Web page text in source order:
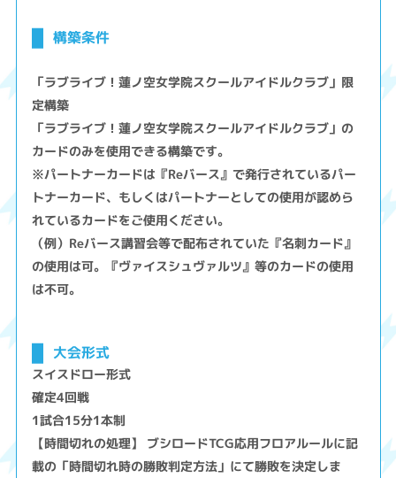
構築条件
「ラブライブ！蓮ノ空女学院スクールアイドルクラブ」限
定構築
「ラブライブ！蓮ノ空女学院スクールアイドルクラブ」の
カードのみを使用できる構築です。
※パートナーカードは『Reバース』で発行されているパー
トナーカード、もしくはパートナーとしての使用が認めら
れているカードをご使用ください。
（例）Reバース講習会等で配布されていた『名刺カード』
の使用は可。『ヴァイスシュヴァルツ』等のカードの使用
は不可。
大会形式
スイスドロー形式
確定4回戦
1試合15分1本制
【時間切れの処理】 ブシロードTCG応用フロアルールに記
載の「時間切れ時の勝敗判定方法」にて勝敗を決定しま